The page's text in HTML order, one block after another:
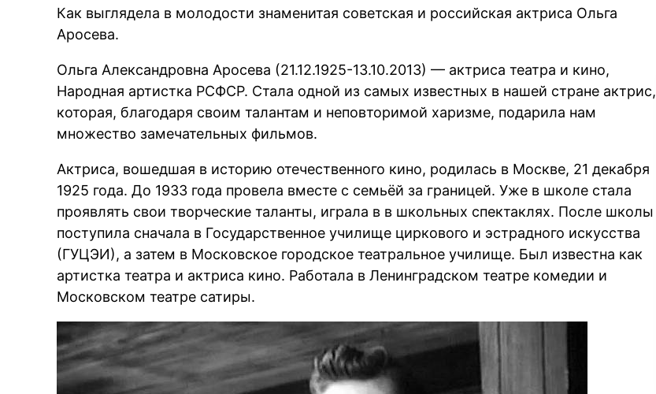
Как выглядела в молодости знаменитая советская и российская актриса Ольга
Аросева.
Ольга Александровна Аросева (21.12.1925-13.10.2013) — актриса театра и кино,
Народная артистка РСФСР. Стала одной из самых известных в нашей стране актрис,
которая, благодаря своим талантам и неповторимой харизме, подарила нам
множество замечательных фильмов.
Актриса, вошедшая в историю отечественного кино, родилась в Москве, 21 декабря
1925 года. До 1933 года провела вместе с семьёй за границей. Уже в школе стала
проявлять свои творческие таланты, играла в в школьных спектаклях. После школы
поступила сначала в Государственное училище циркового и эстрадного искусства
(ГУЦЭИ), а затем в Московское городское театральное училище. Был известна как
артистка театра и актриса кино. Работала в Ленинградском театре комедии и
Московском театре сатиры.